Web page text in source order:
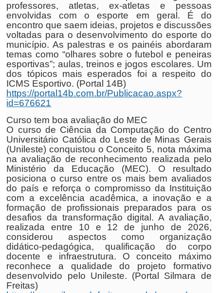
professores, atletas, ex-atletas e pessoas
envolvidas com o esporte em geral. É do
encontro que saem ideias, projetos e discussões
voltadas para o desenvolvimento do esporte do
município. As palestras e os painéis abordaram
temas como “olhares sobre o futebol e peneiras
esportivas”; aulas, treinos e jogos escolares. Um
dos tópicos mais esperados foi a respeito do
ICMS Esportivo. (Portal 14B)
https://portal14b.com.br/Publicacao.aspx?
id=676621
Curso tem boa avaliação do MEC
O curso de Ciência da Computação do Centro
Universitário Católica do Leste de Minas Gerais
(Unileste) conquistou o Conceito 5, nota máxima
na avaliação de reconhecimento realizada pelo
Ministério da Educação (MEC). O resultado
posiciona o curso entre os mais bem avaliados
do país e reforça o compromisso da Instituição
com a excelência acadêmica, a inovação e a
formação de profissionais preparados para os
desafios da transformação digital. A avaliação,
realizada entre 10 e 12 de junho de 2026,
considerou aspectos como organização
didático-pedagógica, qualificação do corpo
docente e infraestrutura. O conceito máximo
reconhece a qualidade do projeto formativo
desenvolvido pelo Unileste. (Portal Silmara de
Freitas)